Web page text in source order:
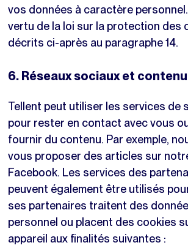
vos données à caractère
vertu de la loi sur la protection des
décrits ci-après au paragraphe 14.
6. Réseaux sociaux et
Tellent peut utiliser les services de
pour rester en contact avec vous
fournir du contenu. Par exemple,
vous proposer des articles sur
Facebook. Les services des
peuvent également être utilisés
ses partenaires traitent des
personnel ou placent des cookies
appareil aux finalités suivantes :